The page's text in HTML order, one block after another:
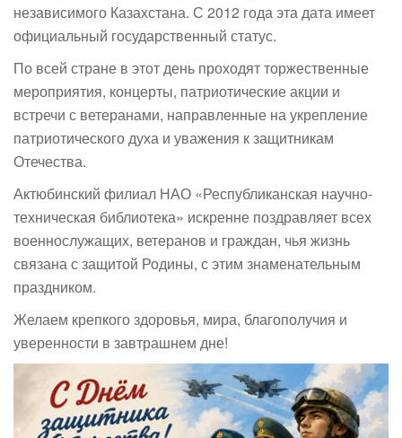
независимого Казахстана. С 2012 года эта дата имеет
официальный государственный статус.
По всей стране в этот день проходят торжественные
мероприятия, концерты, патриотические акции и
встречи с ветеранами, направленные на укрепление
патриотического духа и уважения к защитникам
Отечества.
Актюбинский филиал НАО «Республиканская научно-
техническая библиотека» искренне поздравляет всех
военнослужащих, ветеранов и граждан, чья жизнь
связана с защитой Родины, с этим знаменательным
праздником.
Желаем крепкого здоровья, мира, благополучия и
уверенности в завтрашнем дне!